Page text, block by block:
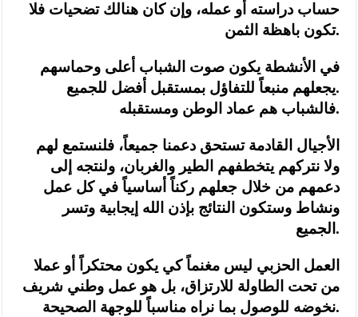
حساب دراسته أو عمله، وإن كان هنالك تضحيات فلا
تكون باهظة الثمن.
في الأنشطة يكون صوت الشباب أعلى وحماسهم
يجعلهم منبعاً للتفاؤل بمستقبل أفضل للجميع.
فالشباب هم عماد الوطن ومستقبله.
الأجيال القادمة تستحق دعمنا جميعاً، فلنستمع لهم
ولا نتركهم يتخطفهم الطير والغربان، ولنتجه إلى
دعمهم من خلال جعلهم ركناً أساسياً في كل عمل
ونشاط وستكون النتائج بإذن الله إيجابية وتسر
الجميع.
العمل الحزبي ليس مغنماً كي يكون محتكراً أو عملا
من تحت الطاولة للارتزاق، بل هو عمل وطني شريف
نخوضه للوصول بما نراه مناسباً للوجهة الصحيحة.